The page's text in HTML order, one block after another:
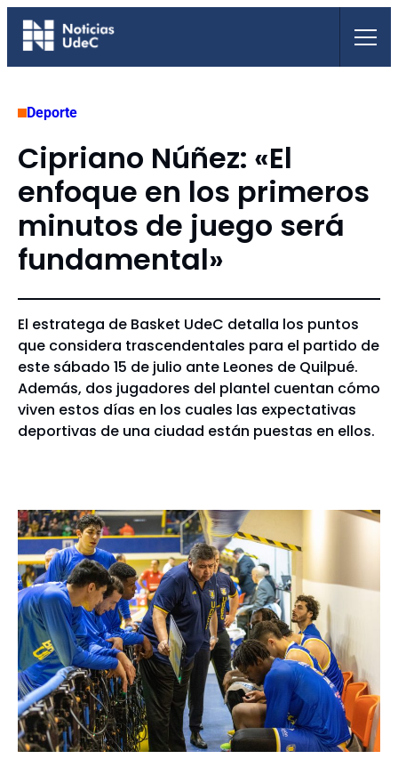
Saltar
Deporte
Cipriano Núñez: «El
enfoque en los primeros
minutos de juego será
fundamental»
El estratega de Basket UdeC detalla los puntos
que considera trascendentales para el partido de
este sábado 15 de julio ante Leones de Quilpué.
Además, dos jugadores del plantel cuentan cómo
viven estos días en los cuales las expectativas
deportivas de una ciudad están puestas en ellos.